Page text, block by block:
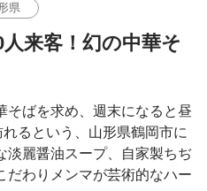
県
来客！幻の中華そ
そばを求め、週末になると昼
るという、山形県鶴岡市に
淡麗醤油スープ、自家製ちぢ
だわりメンマが芸術的なハー